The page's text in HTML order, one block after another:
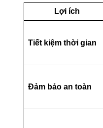
Lợi ích
Tiết kiệm thời gian
Đảm bảo an toàn